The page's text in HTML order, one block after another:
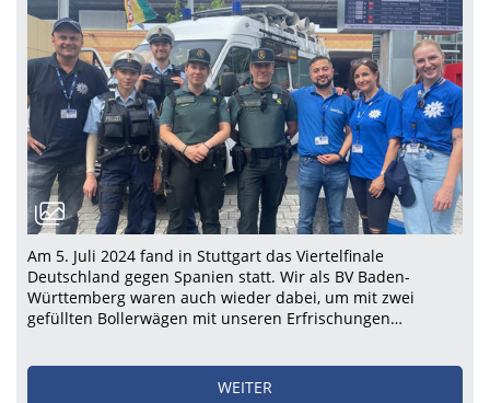
Am 5. Juli 2024 fand in Stuttgart das Viertelfinale
Deutschland gegen Spanien statt. Wir als BV Baden-
Württemberg waren auch wieder dabei, um mit zwei
gefüllten Bollerwägen mit unseren Erfrischungen…
WEITER